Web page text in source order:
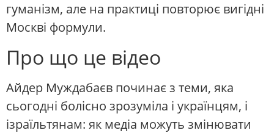
гуманізм, але на практиці повторює вигідні
Москві формули.
Про що це відео
Айдер Муждабаєв починає з теми, яка
сьогодні болісно зрозуміла і українцям, і
ізраїльтянам: як медіа можуть змінювати